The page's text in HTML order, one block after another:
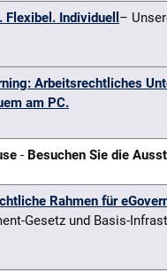
Flexibel. Individuell –
Arbeitsrechtliches
am PC.
- Besuchen Sie die
Rahmen für
Gesetz und Basis-